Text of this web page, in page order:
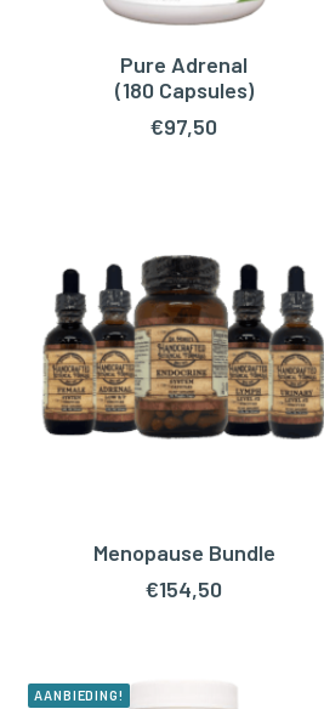
TOEVOEGEN AAN WINKELWAGEN
Pure Adrenal
(180 Capsules)
€97,50
TOEVOEGEN AAN WINKELWAGEN
Menopause Bundle
€154,50
AANBIEDING!